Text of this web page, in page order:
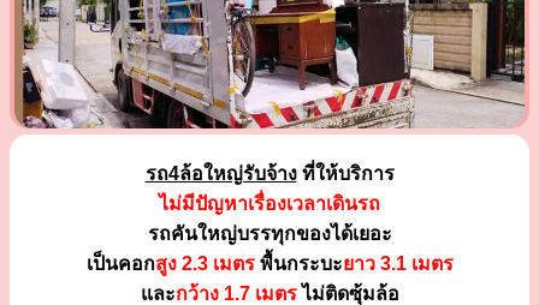
รถ4ล้อใหญ่รับจ้างที่ให้บริการ
ไม่มีปัญหาเรื่องเวลาเดินรถ
รถคันใหญ่บรรทุกของได้เยอะ
เป็นคอกสูง 2.3 เมตรพื้นกระบะยาว 3.1 เมตร
และกว้าง 1.7 เมตรไม่ติดซุ้มล้อ